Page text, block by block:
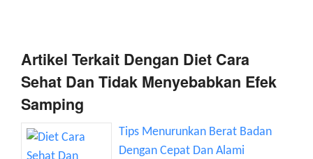
Artikel Terkait Dengan Diet Cara
Sehat Dan Tidak Menyebabkan Efek
Samping
Tips Menurunkan Berat Badan
Dengan Cepat Dan Alami